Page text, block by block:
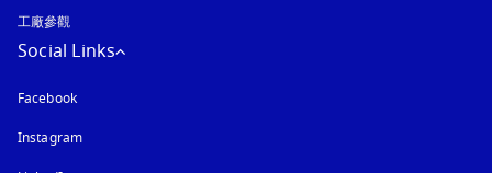
工廠參觀
Social Links
Facebook
Instagram以新標籤頁開啟